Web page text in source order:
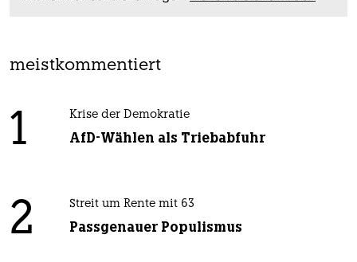
meistkommentiert
1 Krise der Demokratie
AfD-Wählen als Triebabfuhr
2 Streit um Rente mit 63
Passgenauer Populismus